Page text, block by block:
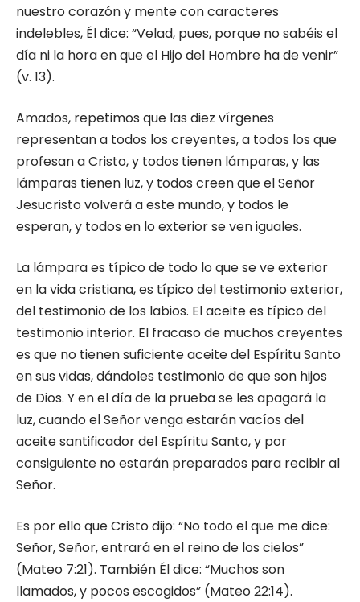
nuestro corazón y mente con caracteres
indelebles, Él dice: “Velad, pues, porque no sabéis el
día ni la hora en que el Hijo del Hombre ha de venir”
(v. 13).
Amados, repetimos que las diez vírgenes
representan a todos los creyentes, a todos los que
profesan a Cristo, y todos tienen lámparas, y las
lámparas tienen luz, y todos creen que el Señor
Jesucristo volverá a este mundo, y todos le
esperan, y todos en lo exterior se ven iguales.
La lámpara es típico de todo lo que se ve exterior
en la vida cristiana, es típico del testimonio exterior,
del testimonio de los labios. El aceite es típico del
testimonio interior. El fracaso de muchos creyentes
es que no tienen suficiente aceite del Espíritu Santo
en sus vidas, dándoles testimonio de que son hijos
de Dios. Y en el día de la prueba se les apagará la
luz, cuando el Señor venga estarán vacíos del
aceite santificador del Espíritu Santo, y por
consiguiente no estarán preparados para recibir al
Señor.
Es por ello que Cristo dijo: “No todo el que me dice:
Señor, Señor, entrará en el reino de los cielos”
(Mateo 7:21). También Él dice: “Muchos son
llamados, y pocos escogidos” (Mateo 22:14).